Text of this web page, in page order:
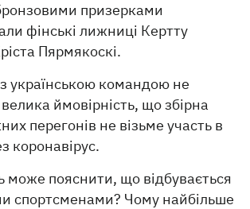
призерками
фінські лижниці Кертту
Пярмякоскі.
українською командою не
ймовірність, що збірна
перегонів не візьме участь в
коронавірус.
може пояснити, що відбувається
спортсменами? Чому найбільше